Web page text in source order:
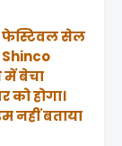
फेस्टिवल सेल
Shinco
में बेचा
होगा।
नहीं बताया